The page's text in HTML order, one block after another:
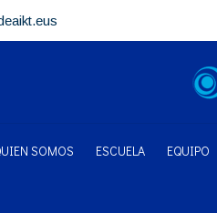
SOMOS ESCUELA EQUIPO